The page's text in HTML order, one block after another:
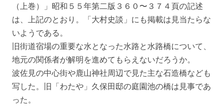
（上巻）」昭和５５年第二版３６０〜３７４頁の記述
は、上記のとおり。「大村史談」にも掲載は見当たらな
いようである。
旧街道宿場の重要な水となった水路と水路橋について、
地元の関係者が解明を進めてもらえないだろうか。
波佐見の中心街や鹿山神社周辺で見た主な石造橋なども
写した。旧「わたや」久保田邸の庭園池の橋は見事であ
った。